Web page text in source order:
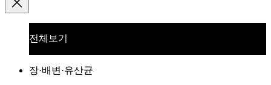
전체보기
장·배변·유산균